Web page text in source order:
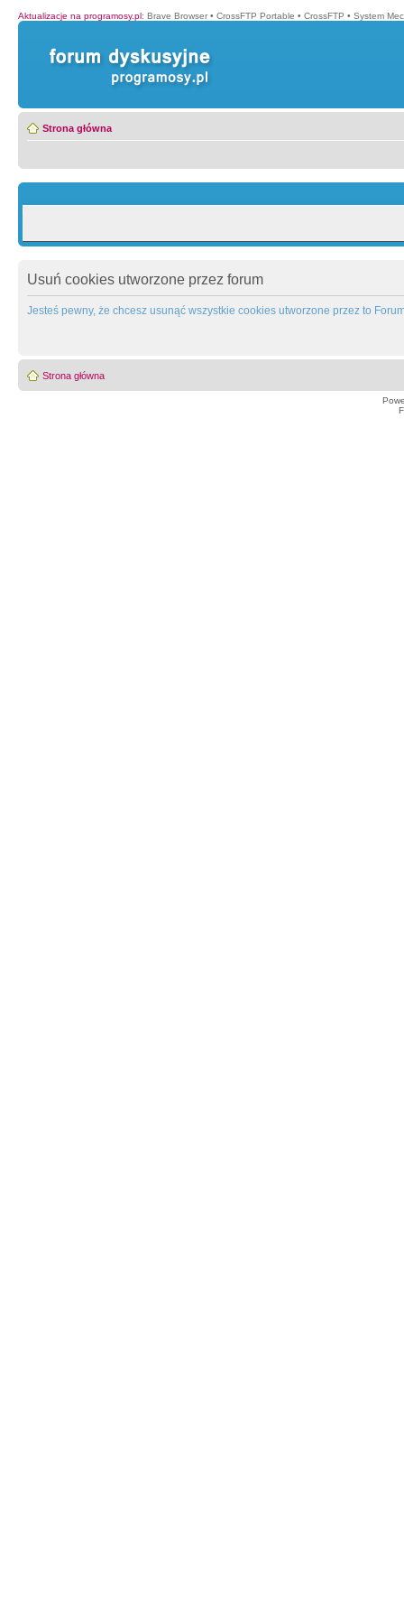
Aktualizacje na programosy.pl: Brave Browser • CrossFTP Portable • CrossFTP • System
Strona główna
Usuń cookies utworzone przez forum
Jesteś pewny, że chcesz usunąć wszystkie cookies utworzone przez to
Strona główna